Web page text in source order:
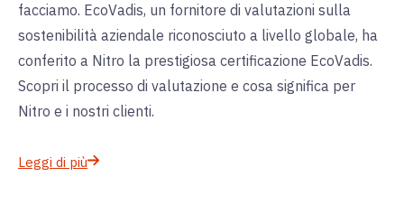
facciamo. EcoVadis, un fornitore di valutazioni sulla
sostenibilità aziendale riconosciuto a livello globale, ha
conferito a Nitro la prestigiosa certificazione EcoVadis.
Scopri il processo di valutazione e cosa significa per
Nitro e i nostri clienti.
Leggi di più